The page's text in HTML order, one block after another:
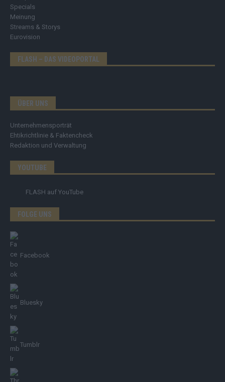
Specials
Meinung
Streams & Storys
Eurovision
FLASH – DAS VIDEOPORTAL
ÜBER UNS
Unternehmensporträt
Ehtikrichtlinie & Faktencheck
Redaktion und Verwaltung
YOUTUBE
FLASH auf YouTube
FOLGE UNS
Facebook
Bluesky
Tumblr